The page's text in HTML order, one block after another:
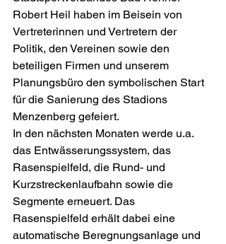
Robert Heil haben im Beisein von
Vertreterinnen und Vertretern der
Politik, den Vereinen sowie den
beteiligen Firmen und unserem
Planungsbüro den symbolischen Start
für die Sanierung des Stadions
Menzenberg gefeiert.
In den nächsten Monaten werde u.a.
das Entwässerungssystem, das
Rasenspielfeld, die Rund- und
Kurzstreckenlaufbahn sowie die
Segmente erneuert. Das
Rasenspielfeld erhält dabei eine
automatische Beregnungsanlage und